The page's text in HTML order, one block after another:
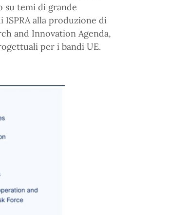
su temi di grande
alla produzione di
and Innovation Agenda,
per i bandi UE.